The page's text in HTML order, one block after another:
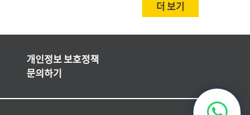
더 보기
개인정보 보호정책
문의하기